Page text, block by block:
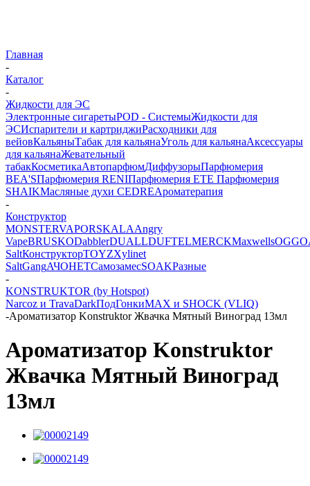
Главная
-
Каталог
-
Жидкости для ЭС
Электронные сигаретыPOD - СистемыЖидкости для
ЭСИспарители и картриджиРасходники для
вейовКальяныТабак для кальянаУголь для кальянаАксессуары
для кальянаЖевательный
табакКосметикаАвтопарфюмДиффузорыПарфюмерия
BEA'SПарфюмерия RENIПарфюмерия ETE Парфюмерия
SHAIKМасляные духи CEDREАроматерапия
-
Конструктор
MONSTERVAPORSKALAAngry
VapeBRUSKODabblerDUALLDUFTELMERCKMaxwellsOGGO
SaltКонструкторTOYZXylinet
SaltGangАЧОНЕТСамозамесSOAKРазные
-
KONSTRUKTOR (by Hotspot)
Narcoz и TravaDarkПодГонкиMAX и SHOCK (VLIQ)
-Ароматизатор Konstruktor Жвачка Мятный Виноград 13мл
Ароматизатор Konstruktor
Жвачка Мятный Виноград
13мл